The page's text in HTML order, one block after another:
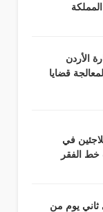
الأردن
قضايا
في
يوم من